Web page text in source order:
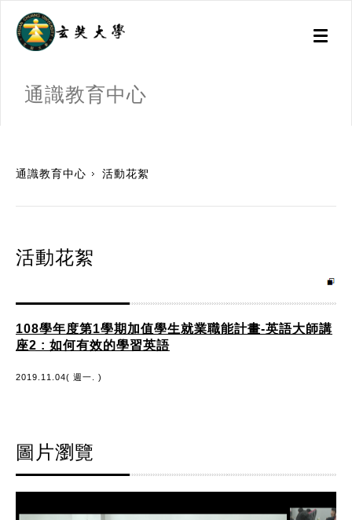
Toggle
通識教育中心
通識教育中心 活動花絮
活動花絮
108學年度第1學期加值學生就業職能計畫-英語大師講
座2 : 如何有效的學習英語
2019.11.04( 週一. )
圖片瀏覽